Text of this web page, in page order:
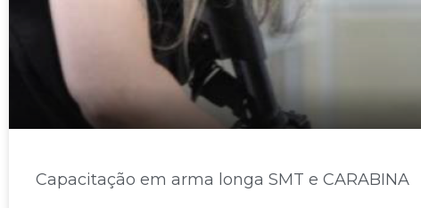
Capacitação em arma longa SMT e CARABINA